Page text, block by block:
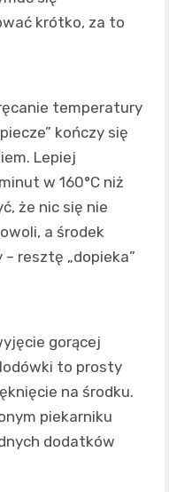
krótko, za to
temperatury
kończy się
Lepiej
w 160°C niż
że nic się nie
a środek
resztę „dopieka”
gorącej
to prosty
na środku.
piekarniku
dodatków